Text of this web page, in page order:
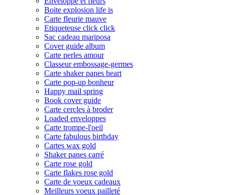
Boite explosion life is
Carte fleurie mauve
Etiqueteuse click click
Sac cadeau mariposa
Cover guide album
Carte perles amour
Classeur embossage-germes
Carte shaker panes heart
Carte pop-up bonheur
Happy mail spring
Book cover guide
Carte cercles à broder
Loaded enveloppes
Carte trompe-l'oeil
Carte fabulous birthday
Cartes wax gold
Shaker panes carré
Carte rose gold
Carte flakes rose gold
Carte de voeux cadeaux
Meilleurs voeux pailleté